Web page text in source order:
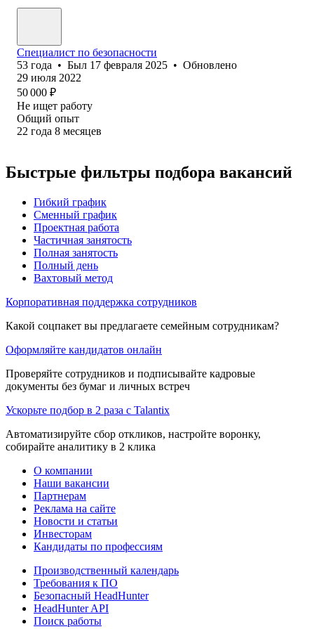
Специалист по безопасности
53 года • Был 17 февраля 2025 • Обновлено
29 июля 2022
50 000 ₽
Не ищет работу
Общий опыт
22 года 8 месяцев
Быстрые фильтры подбора вакансий
Гибкий график
Сменный график
Проектная работа
Частичная занятость
Полная занятость
Полный день
Вахтовый метод
Корпоративная поддержка сотрудников
Какой соцпакет вы предлагаете семейным сотрудникам?
Оформляйте кандидатов онлайн
Проверяйте сотрудников и подписывайте кадровые
документы без бумаг и личных встреч
Ускорьте подбор в 2 раза с Talantix
Автоматизируйте сбор откликов, настройте воронку,
собирайте аналитику в 2 клика
О компании
Наши вакансии
Партнерам
Реклама на сайте
Новости и статьи
Инвесторам
Кандидаты по профессиям
Производственный календарь
Требования к ПО
Безопасный HeadHunter
HeadHunter API
Поиск работы